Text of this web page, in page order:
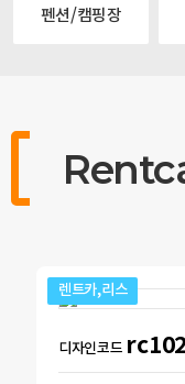
펜션/캠핑장
렌트카,리스
디자인코드